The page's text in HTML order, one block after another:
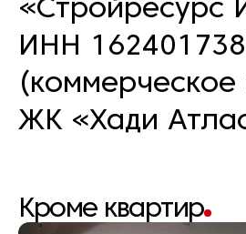
ИНН
(коммерческое
ЖК «Хади
Кроме квартир